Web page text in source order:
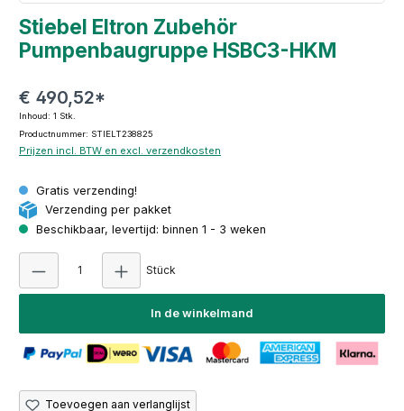
Stiebel Eltron Zubehör
Pumpenbaugruppe HSBC3-HKM
€ 490,52*
Inhoud: 1 Stk.
Productnummer: STIELT238825
Prijzen incl. BTW en excl. verzendkosten
Gratis verzending!
Verzending per pakket
Beschikbaar, levertijd: binnen 1 - 3 weken
Stück
In de winkelmand
Toevoegen aan verlanglijst